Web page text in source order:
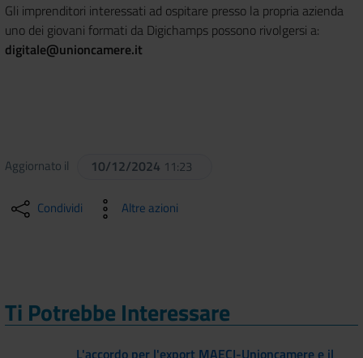
Gli imprenditori interessati ad ospitare presso la propria azienda
uno dei giovani formati da Digichamps possono rivolgersi a:
digitale@unioncamere.it
Aggiornato il 10/12/2024 11:23
Condividi Altre azioni
Ti Potrebbe Interessare
L'accordo per l'export MAECI-Unioncamere e il